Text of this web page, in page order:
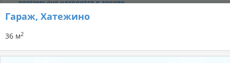
Гараж, Хатежино
36 м2